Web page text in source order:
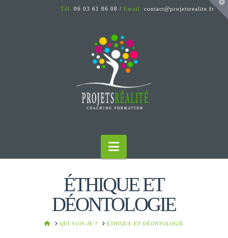
Tél. 06 03 61 86 08 /Email.contact@projetsrealite.fr
Navigation
ÉTHIQUE ET
DÉONTOLOGIE
HOMEQUI SUIS-JE ? ÉTHIQUE ET DÉONTOLOGIE